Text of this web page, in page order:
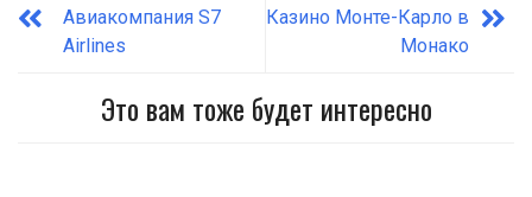
Авиакомпания S7
Airlines
Казино Монте-Карло в
Монако
Это вам тоже будет интересно